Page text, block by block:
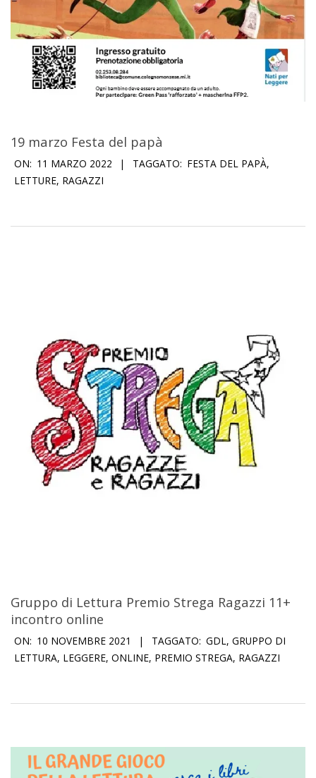
19 marzo Festa del papà
2022-
03-
ON: 11 MARZO 2022 TAGGATO: FESTA DEL PAPÀ,
LETTURE, RAGAZZI
Gruppo di Lettura Premio Strega Ragazzi 11+
incontro online
2021-
11-
ON: 10 NOVEMBRE 2021 TAGGATO: GDL, GRUPPO DI
LETTURA, LEGGERE, ONLINE, PREMIO STREGA, RAGAZZI